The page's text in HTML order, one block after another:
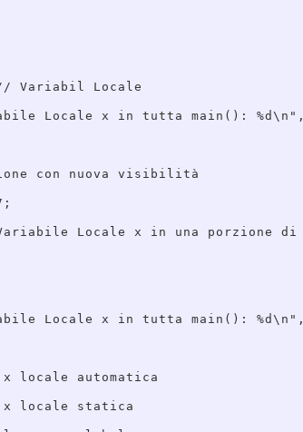
Variabil Locale
Locale x in tutta main():
con nuova visibilità
Locale x in una porzione di
Locale x in tutta main():
locale automatica
locale statica